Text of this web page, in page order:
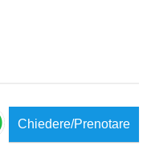
Chiedere/Prenotare